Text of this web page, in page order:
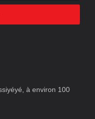
à environ 100